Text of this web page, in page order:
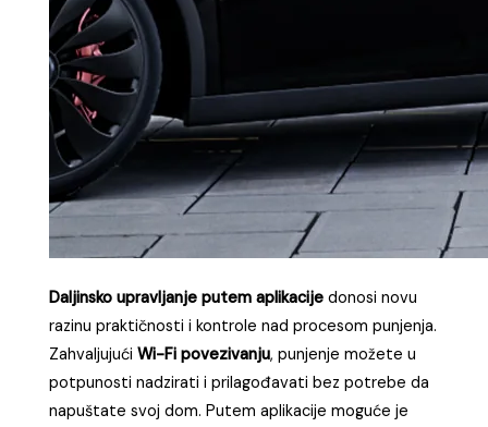
Daljinsko upravljanje putem aplikacije donosi novu
razinu praktičnosti i kontrole nad procesom punjenja.
ZahvaljujućiWi-Fi povezivanju, punjenje možete u
potpunosti nadzirati i prilagođavati bez potrebe da
napuštate svoj dom. Putem aplikacije moguće je